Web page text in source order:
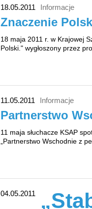
18.05.2011 Informacje
Znaczenie
18 maja 2011 r. w Krajowej
Polski." wygłoszony przez
11.05.2011 Informacje
Partnerstwo
11 maja słuchacze KSAP
„Partnerstwo Wschodnie z
04.05.2011